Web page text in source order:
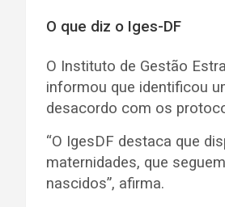
O que diz o Iges-DF
O Instituto de Gestão
informou que identificou
desacordo com os
“O IgesDF destaca que
maternidades, que
nascidos”, afirma.